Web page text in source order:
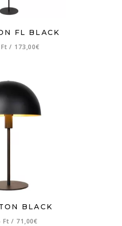
FL BLACK
Ft/ 173,00€
BLACK
Ft/ 71,00€